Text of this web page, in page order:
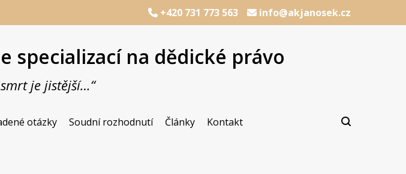
+420 731 773 563 info@akjanosek.cz
specializací na dědické právo
je jistější…“
otázky Soudní rozhodnutí Články Kontakt